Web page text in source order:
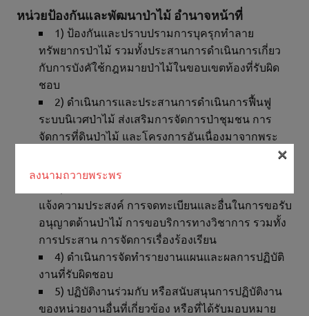
หน่วยป้องกันและพัฒนาป่าไม้ อำนาจหน้าที่
1) ป้องกันและปราบปรามการบุครุกทำลาย
ทรัพยากรป่าไม้ รวมทั้งประสานการดำเนินการเกี่ยว
กับการบังคัใช้กฎหมายป่าไม้ในขอบเขตท้องที่รับผิด
ชอบ
2) ดำเนินการและประสานการดำเนินการฟื้นฟู
ระบบนิเวศป่าไม้ ส่งเสริมการจัดการป่าชุมชน การ
จัดการที่ดินป่าไม้ และโครงการอันเนื่องมาจากพระ
ประชาชน ภาคเอกชน และภาคส่วนต่างๆ
แจ้งความประสงค์ การจดทะเบียนและอื่นในการขอรับ
อนุญาตด้านป่าไม้ การขอบริการทางวิชาการ รวมทั้ง
การประสาน การจัดการเรื่องร้องเรียน
4) ดำเนินการจัดทำรายงานแผนและผลการปฏิบัติ
งานที่รับผิดชอบ
5) ปฏิบัติงานร่วมกับ หรือสนับสนุนการปฏิบัติงาน
ของหน่วยงานอื่นที่เกี่ยวข้อง หรือที่ได้รับมอบหมาย
ลงนามถวายพระพร
×